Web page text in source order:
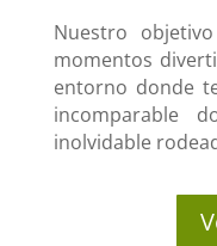
Nuestro
momentos
entorno donde
incomparable
inolvidable